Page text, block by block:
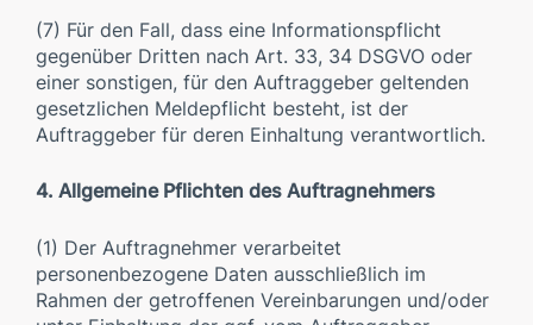
(7) Für den Fall, dass eine Informationspflicht
gegenüber Dritten nach Art. 33, 34 DSGVO oder
einer sonstigen, für den Auftraggeber geltenden
gesetzlichen Meldepflicht besteht, ist der
Auftraggeber für deren Einhaltung verantwortlich.
4. Allgemeine Pflichten des Auftragnehmers
(1) Der Auftragnehmer verarbeitet
personenbezogene Daten ausschließlich im
Rahmen der getroffenen Vereinbarungen und/oder